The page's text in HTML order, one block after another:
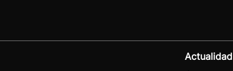
Actualidad